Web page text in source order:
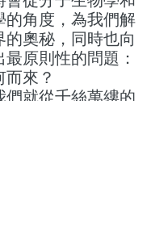
的角度，為我們解
的奧秘，同時也向
原則性的問題：
來？
們就從千絲萬縷的